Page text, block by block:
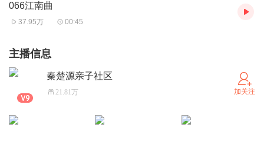
066江南曲
37.95万 00:45
主播信息
秦楚源亲子社区
21.81万 加关注